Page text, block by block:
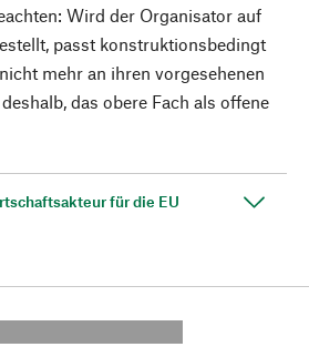
Wird der Organisator auf
passt konstruktionsbedingt
mehr an ihren vorgesehenen
das obere Fach als offene
für die EU